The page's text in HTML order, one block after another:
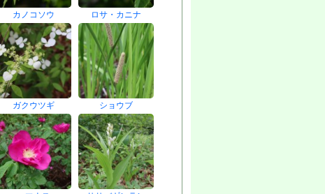
カノコソウ ロサ・カニナ
ガクウツギ ショウブ